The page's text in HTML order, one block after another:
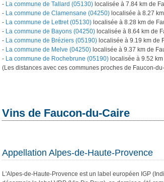
- La commune de Tallard (05130) localisée à 7.84 km de
- La commune de Clamensane (04250) localisée à 8.27
- La commune de Lettret (05130) localisée à 8.28 km de
- La commune de Bayons (04250) localisée à 8.64 km de
- La commune de Bréziers (05190) localisée à 9.19 km de
- La commune de Melve (04250) localisée à 9.37 km de
- La commune de Rochebrune (05190) localisée à 9.52
(Les distances avec ces communes proches de Faucon-
Vins de Faucon-du-Caire
Appellation Alpes-de-Haute-Provence
L'Alpes-de-Haute-Provence est un label européen IGP